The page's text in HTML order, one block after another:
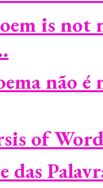
is not
não
of
das